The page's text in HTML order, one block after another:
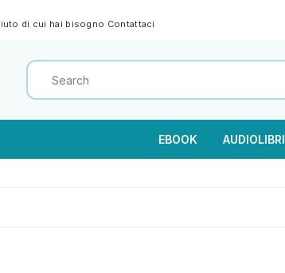
di cui hai bisogno Contattaci
EBOOK AUDIOLIBRI